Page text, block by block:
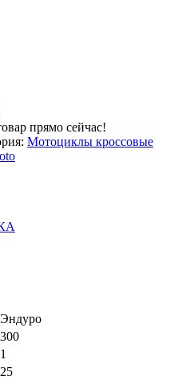
прямо сейчас!
Мотоциклы кроссовые
Эндуро
300
1
25